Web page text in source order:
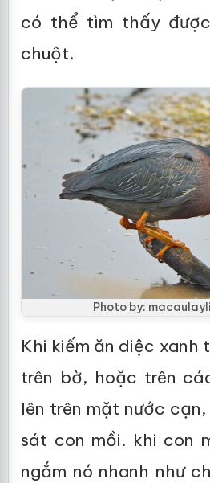
có thể tìm thấy
chuột.
Photo by:
Khi kiếm ăn diệc xanh
trên bờ, hoặc trên
lên trên mặt nước
sát con mồi. khi con
ngắm nó nhanh như